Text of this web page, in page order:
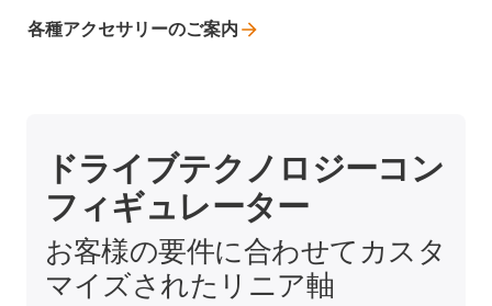
各種アクセサリーのご案内
ドライブテクノロジーコン
フィギュレーター
お客様の要件に合わせてカスタ
マイズされたリニア軸